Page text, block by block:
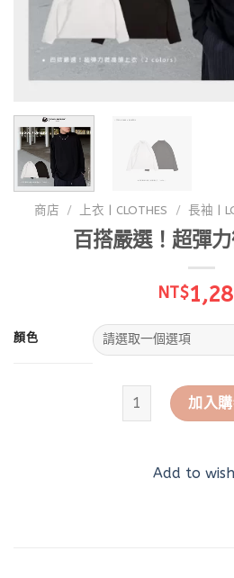
商店 / 上衣 | CLOTHES / 長袖 |
百搭嚴選！超彈
NT$
顏色
百搭嚴選！超彈力
加入
Add to